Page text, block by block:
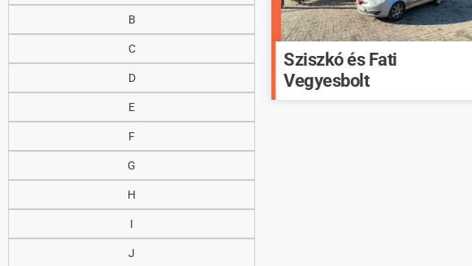
B
C
D
E
F
G
H
I
J
Sziszkó és Fati
Vegyesbolt